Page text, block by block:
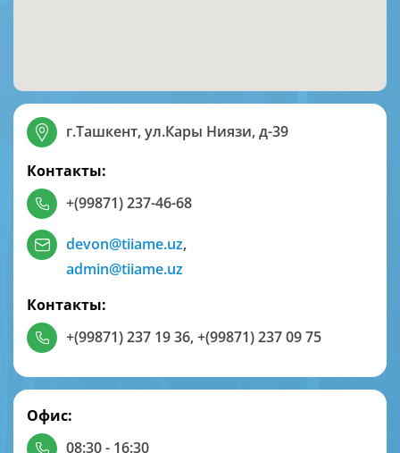
г.Ташкент, ул.Кары Ниязи, д-39
Контакты:
+(99871) 237-46-68
devon@tiiame.uz,
admin@tiiame.uz
Контакты:
+(99871) 237 19 36,+(99871) 237 09 75
Офис:
08:30 - 16:30